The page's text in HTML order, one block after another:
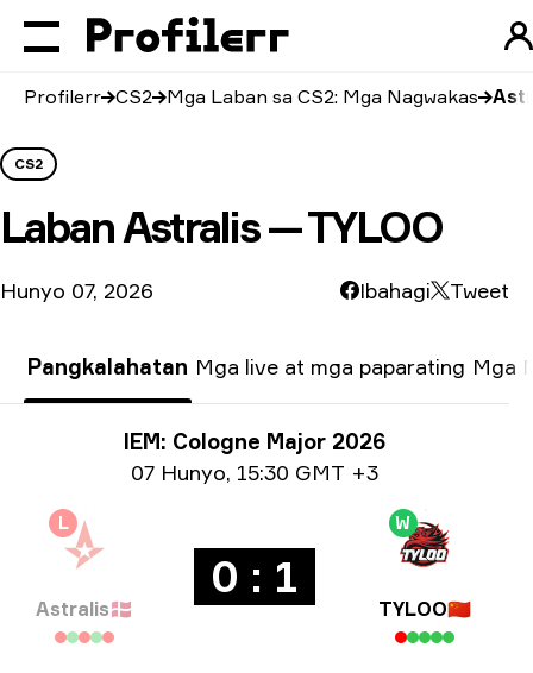
Profilerr CS2 Mga Laban sa CS2: Mga Nagwakas
CS2
LabanAstralis — TYLOO
Hunyo 07, 2026 Ibahagi Tweet
Pangkalahatan Mga live at mga paparating Mga
Impormasyon tungkol sa Paligsahan
IEM: Cologne Major 2026
Impormasyon sa petsa
07 Hunyo, 15:30 GMT +3
L
Astralis🇩🇰
0 : 1
W
TYLOO🇨🇳